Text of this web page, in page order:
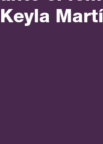
Keyla